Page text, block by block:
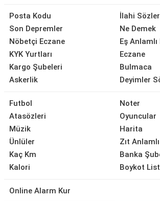
Posta Kodu
Son Depremler
Nöbetçi Eczane
KYK Yurtları
Kargo Şubeleri
Askerlik
İlahi
Ne Demek
Eş
Eczane
Bulmaca
Deyimler
Futbol
Atasözleri
Müzik
Ünlüler
Kaç Km
Kalori
Noter
Oyuncular
Harita
Zıt
Banka
Boykot
Online Alarm Kur